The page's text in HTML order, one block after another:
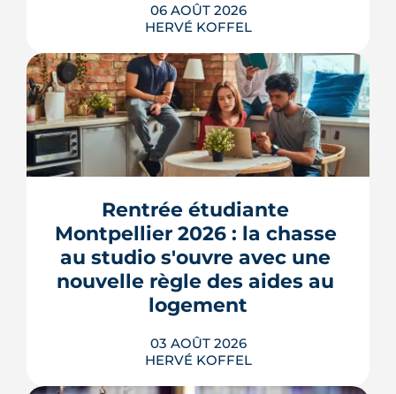
06 AOÛT 2026
HERVÉ KOFFEL
Montpellier prépare la dernière grande
pièce de Port Marianne. La ZAC de
l'Union, entrée dans une nouvelle
phase de concertation, veut
transformer un secteur sans identité en
quartier d'habitat.
LIRE L'ARTICLE
Rentrée étudiante
Montpellier 2026 : la chasse
au studio s'ouvre avec une
nouvelle règle des aides au
logement
03 AOÛT 2026
HERVÉ KOFFEL